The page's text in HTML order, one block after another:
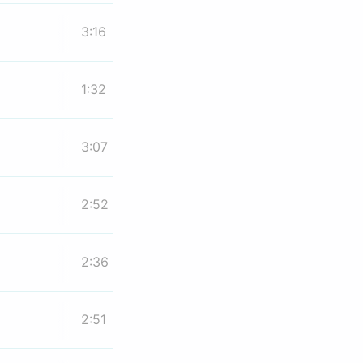
3:16
1:32
3:07
2:52
2:36
2:51